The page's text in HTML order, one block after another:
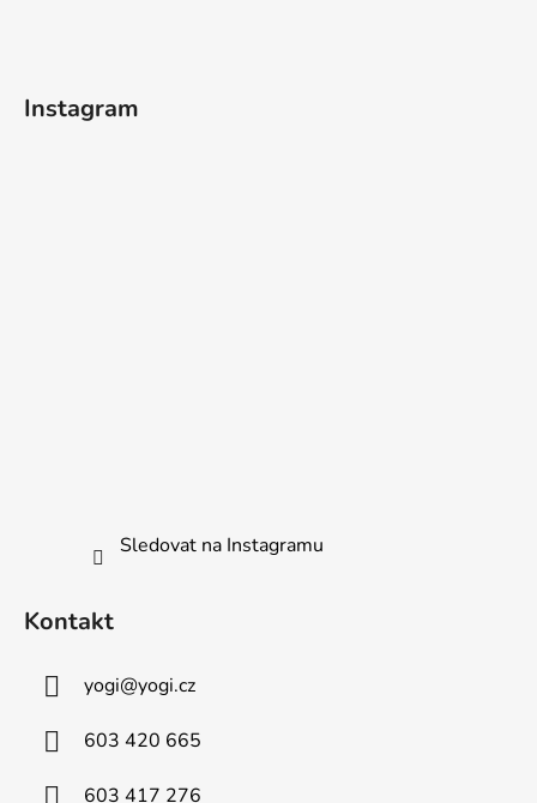
Instagram
Sledovat na Instagramu
Kontakt
yogi@yogi.cz
603 420 665
603 417 276